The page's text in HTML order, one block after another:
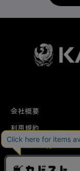
会社概要
利用規約
はじめての方へ
当サイトでは利用体